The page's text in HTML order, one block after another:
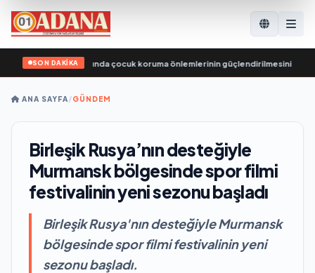
SON DAKİKA
eğlence parklarında çocuk koruma önlemlerinin güçlendirilmesini
ANA SAYFA/GÜNDEM
Birleşik Rusya’nın desteğiyle
Murmansk bölgesinde spor filmi
festivalinin yeni sezonu başladı
Birleşik Rusya'nın desteğiyle Murmansk
bölgesinde spor filmi festivalinin yeni
sezonu başladı.